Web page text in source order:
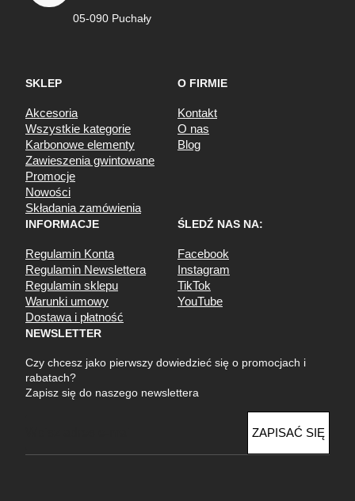
05-090 Puchały
SKLEP
Akcesoria
Wszystkie kategorie
Karbonowe elementy
Zawieszenia gwintowane
Promocje
Nowości
Składania zamówienia
O FIRMIE
Kontakt
O nas
Blog
INFORMACJE
Regulamin Konta
Regulamin Newslettera
Regulamin sklepu
Warunki umowy
Dostawa i płatność
ŚLEDŹ NAS NA:
Facebook
Instagram
TikTok
YouTube
NEWSLETTER
Czy chcesz jako pierwszy dowiedzieć się o promocjach i
rabatach?
Zapisz się do naszego newslettera
a
ZAPISAĆ SIĘ